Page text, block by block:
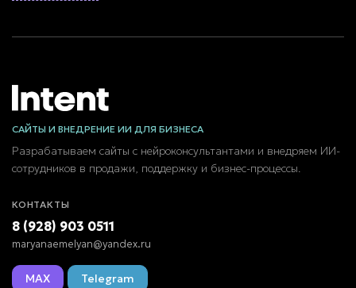
САЙТЫ И ВНЕДРЕНИЕ ИИ ДЛЯ БИЗНЕСА
Разрабатываем сайты с нейроконсультантами и внедряем ИИ-
сотрудников в продажи, поддержку и бизнес-процессы.
КОНТАКТЫ
8 (928) 903 0511
maryanaemelyan@yandex.ru
MAX Telegram